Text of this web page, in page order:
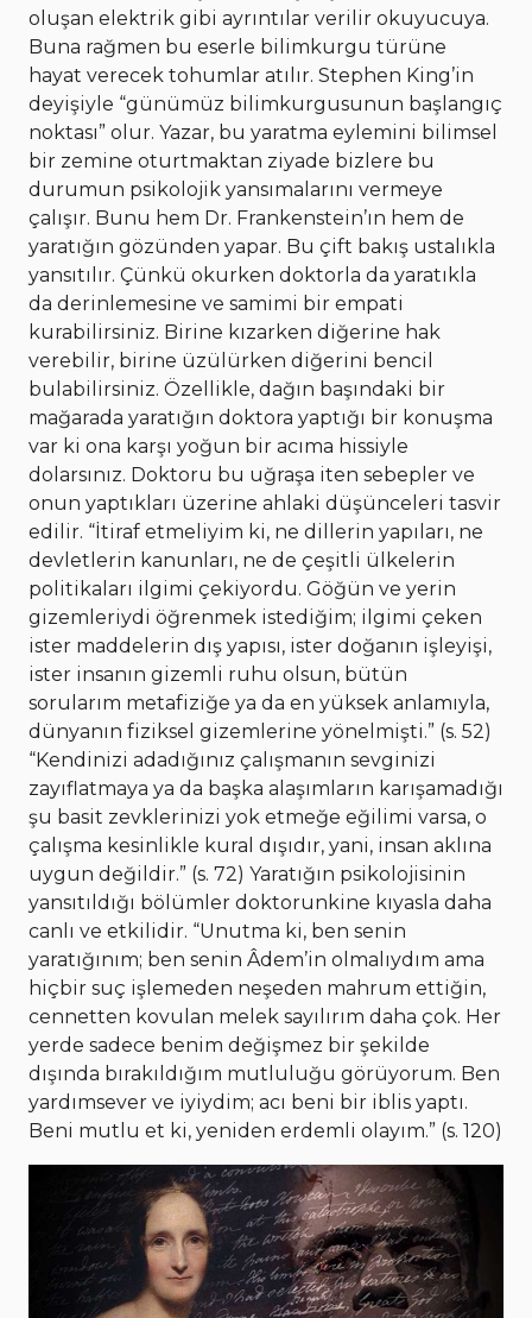
oluşan elektrik gibi ayrıntılar verilir okuyucuya.
Buna rağmen bu eserle bilimkurgu türüne
hayat verecek tohumlar atılır. Stephen King’in
deyişiyle “günümüz bilimkurgusunun başlangıç
noktası” olur. Yazar, bu yaratma eylemini bilimsel
bir zemine oturtmaktan ziyade bizlere bu
durumun psikolojik yansımalarını vermeye
çalışır. Bunu hem Dr. Frankenstein’ın hem de
yaratığın gözünden yapar. Bu çift bakış ustalıkla
yansıtılır. Çünkü okurken doktorla da yaratıkla
da derinlemesine ve samimi bir empati
kurabilirsiniz. Birine kızarken diğerine hak
verebilir, birine üzülürken diğerini bencil
bulabilirsiniz. Özellikle, dağın başındaki bir
mağarada yaratığın doktora yaptığı bir konuşma
var ki ona karşı yoğun bir acıma hissiyle
dolarsınız. Doktoru bu uğraşa iten sebepler ve
onun yaptıkları üzerine ahlaki düşünceleri tasvir
edilir. “İtiraf etmeliyim ki, ne dillerin yapıları, ne
devletlerin kanunları, ne de çeşitli ülkelerin
politikaları ilgimi çekiyordu. Göğün ve yerin
gizemleriydi öğrenmek istediğim; ilgimi çeken
ister maddelerin dış yapısı, ister doğanın işleyişi,
ister insanın gizemli ruhu olsun, bütün
sorularım metafiziğe ya da en yüksek anlamıyla,
dünyanın fiziksel gizemlerine yönelmişti.” (s. 52)
“Kendinizi adadığınız çalışmanın sevginizi
zayıflatmaya ya da başka alaşımların karışamadığı
şu basit zevklerinizi yok etmeğe eğilimi varsa, o
çalışma kesinlikle kural dışıdır, yani, insan aklına
uygun değildir.” (s. 72) Yaratığın psikolojisinin
yansıtıldığı bölümler doktorunkine kıyasla daha
canlı ve etkilidir. “Unutma ki, ben senin
yaratığınım; ben senin Âdem’in olmalıydım ama
hiçbir suç işlemeden neşeden mahrum ettiğin,
cennetten kovulan melek sayılırım daha çok. Her
yerde sadece benim değişmez bir şekilde
dışında bırakıldığım mutluluğu görüyorum. Ben
yardımsever ve iyiydim; acı beni bir iblis yaptı.
Beni mutlu et ki, yeniden erdemli olayım.” (s. 120)